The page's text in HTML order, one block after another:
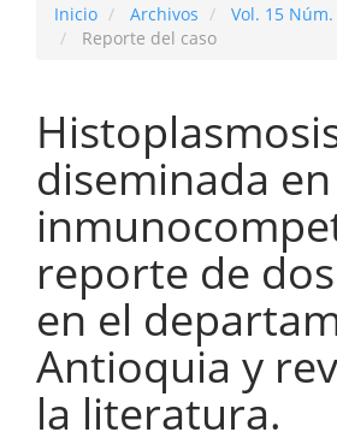
Inicio Archivos
Vol. 15 Núm.
Reporte del caso
diseminada
reporte de
en el
Antioquia y
la literatura.